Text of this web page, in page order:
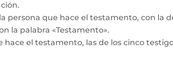
persona que hace el testamento, con la
la palabra «Testamento».
el testamento, las de los cinco